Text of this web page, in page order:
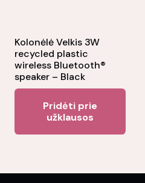
Kolonėlė Velkis 3W
recycled plastic
wireless Bluetooth®
speaker – Black
Pridėti prie
užklausos